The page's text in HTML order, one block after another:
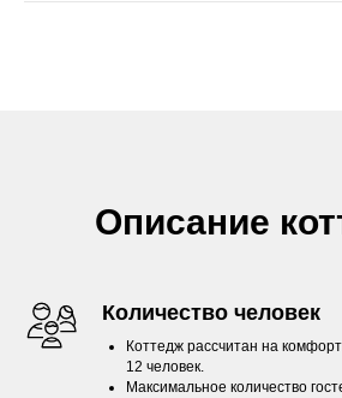
Описание
Количество человек
Коттедж рассчитан на
12 человек.
Максимальное количество